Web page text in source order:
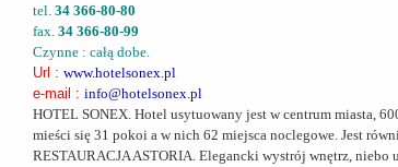
tel. 34 366-80-80
fax. 34 366-80-99
Czynne : całą dobe.
Url : www.hotelsonex.pl
e-mail : info@hotelsonex.pl
HOTEL SONEX. Hotel usytuowany jest w centrum miasta,
mieści się 31 pokoi a w nich 62 miejsca noclegowe. Jest
RESTAURACJA ASTORIA. Elegancki wystrój wnętrz, niebo